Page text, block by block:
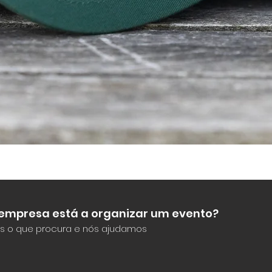
está a organizar um evento?
o que procura e nós ajudamos